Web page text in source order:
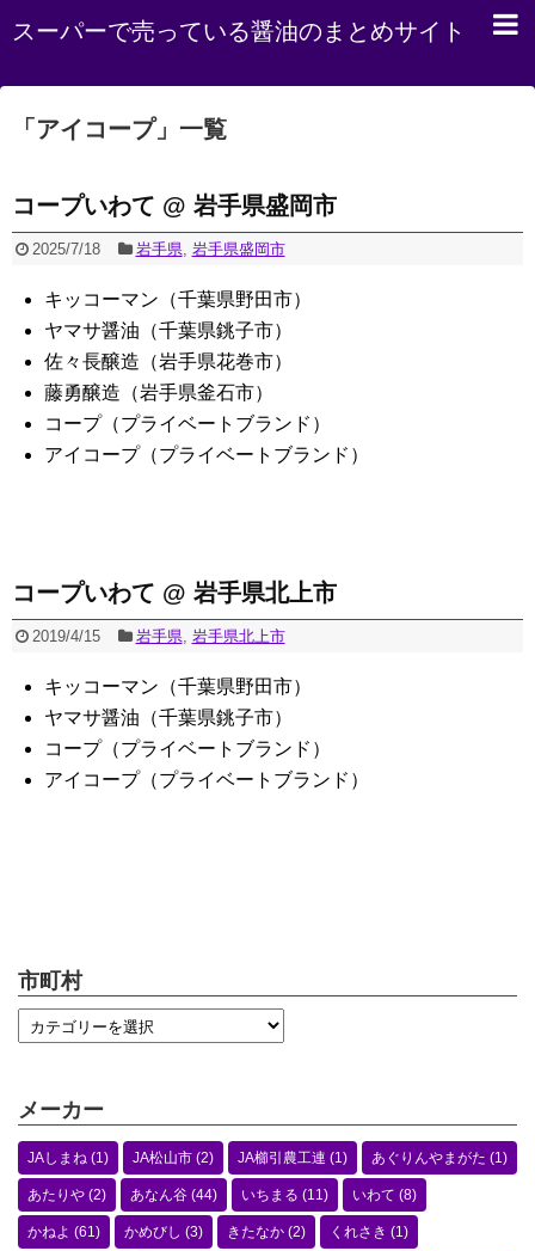
スーパーで売っている醤油のまとめサイト
「 アイコープ」 一覧
コープいわて @ 岩手県盛岡市
2025/7/18 岩手県, 岩手県盛岡市
キッコーマン（千葉県野田市）
ヤマサ醤油（千葉県銚子市）
佐々長醸造（岩手県花巻市）
藤勇醸造（岩手県釜石市）
コープ（プライベートブランド）
アイコープ（プライベートブランド）
コープいわて @ 岩手県北上市
2019/4/15 岩手県, 岩手県北上市
キッコーマン（千葉県野田市）
ヤマサ醤油（千葉県銚子市）
コープ（プライベートブランド）
アイコープ（プライベートブランド）
市町村
メーカー
JAしまね (1) JA松山市 (2) JA櫛引農工連 (1) あぐりんやまがた (1)
あたりや (2) あなん谷 (44) いちまる (11) いわて (8)
かねよ (61) かめびし (3) きたなか (2) くれさき (1)